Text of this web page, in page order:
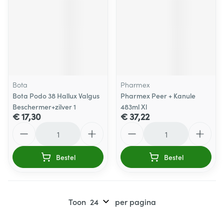
Bota
Bota Podo 38 Hallux Valgus
Beschermer+zilver 1
€ 17,30
Bestel
Pharmex
Pharmex Peer + Kanule
483ml Xl
€ 37,22
Bestel
Toon per pagina